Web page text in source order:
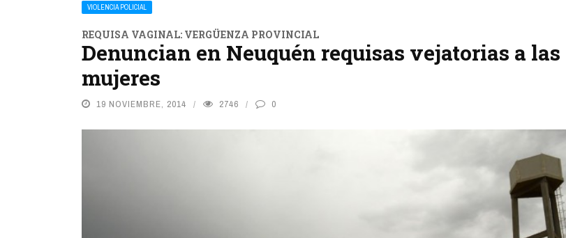
VIOLENCIA POLICIAL
REQUISA VAGINAL: VERGÜENZA PROVINCIAL
Denuncian en Neuquén requisas vejatorias a las
mujeres
19 NOVIEMBRE, 2014 2746 0